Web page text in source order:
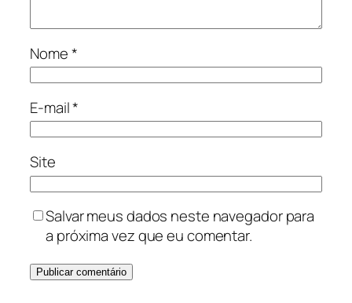
Nome*
E-mail*
Site
Salvar meus dados neste navegador para
a próxima vez que eu comentar.